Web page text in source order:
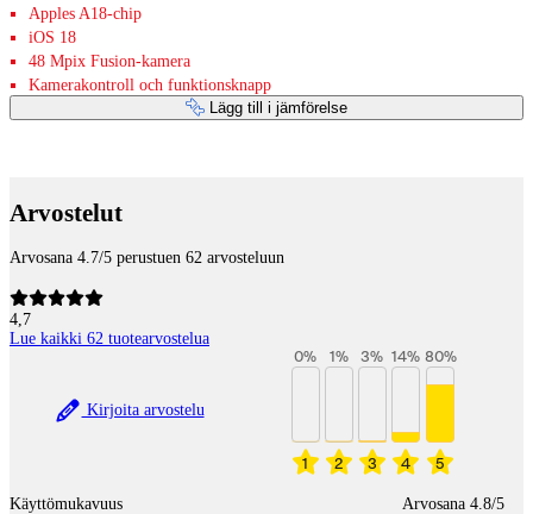
Apples A18-chip
iOS 18
48 Mpix Fusion-kamera
Kamerakontroll och funktionsknapp
Lägg till i jämförelse
Arvostelut
Arvosana 4.7/5 perustuen 62 arvosteluun
4,7
Lue kaikki 62 tuotearvostelua
Kirjoita arvostelu
1
0%
2
1%
3
3%
4
14%
5
80%
Käyttömukavuus Arvosana 4.8/5